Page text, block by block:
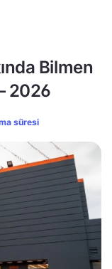
Bilmen
2026
süresi